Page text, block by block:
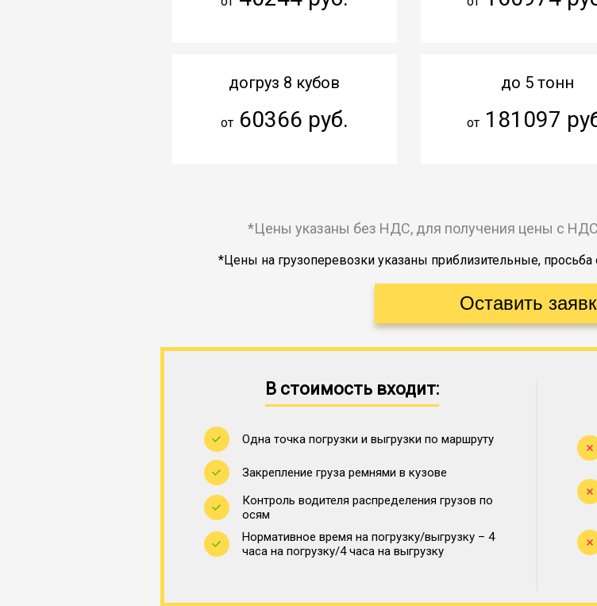
догруз 8 кубов
от60366 руб.
до 5 тонн
от 181097
*Цены указаны без НДС, для получения цены с
*Цены на грузоперевозки указаны приблизительные, просьба
В стоимость входит:
Одна точка погрузки и выгрузки по маршруту
Закрепление груза ремнями в кузове
Контроль водителя распределения грузов по
осям
Нормативное время на погрузку/выгрузку – 4
часа на погрузку/4 часа на выгрузку